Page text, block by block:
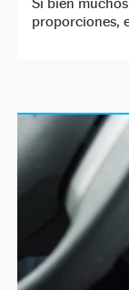
proporciones,